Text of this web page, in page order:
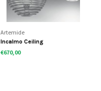
Artemide
Incalmo Ceiling
€670,00